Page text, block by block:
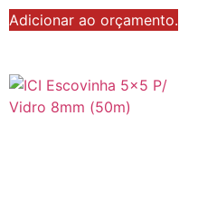
Adicionar ao orçamento.